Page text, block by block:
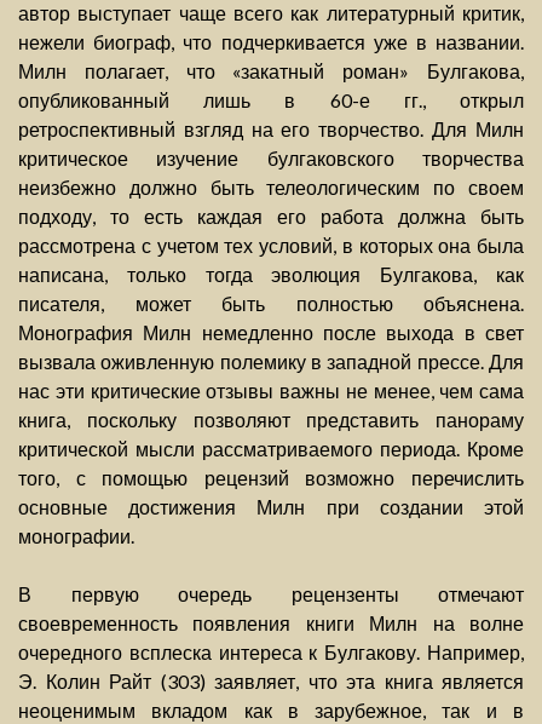
автор выступает чаще всего как литературный критик,
нежели биограф, что подчеркивается уже в названии.
Милн полагает, что «закатный роман» Булгакова,
опубликованный лишь в 60-е гг., открыл
ретроспективный взгляд на его творчество. Для Милн
критическое изучение булгаковского творчества
неизбежно должно быть телеологическим по своем
подходу, то есть каждая его работа должна быть
рассмотрена с учетом тех условий, в которых она была
написана, только тогда эволюция Булгакова, как
писателя, может быть полностью объяснена.
Монография Милн немедленно после выхода в свет
вызвала оживленную полемику в западной прессе. Для
нас эти критические отзывы важны не менее, чем сама
книга, поскольку позволяют представить панораму
критической мысли рассматриваемого периода. Кроме
того, с помощью рецензий возможно перечислить
основные достижения Милн при создании этой
монографии.
В первую очередь рецензенты отмечают
своевременность появления книги Милн на волне
очередного всплеска интереса к Булгакову. Например,
Э. Колин Райт (303) заявляет, что эта книга является
неоценимым вкладом как в зарубежное, так и в